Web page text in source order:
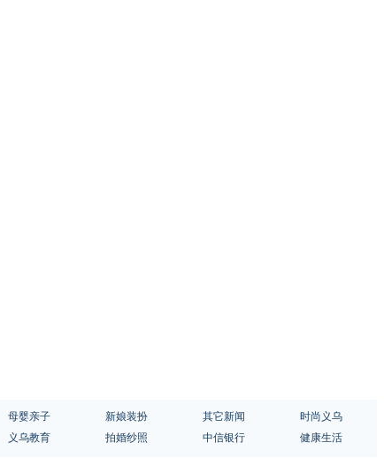
母婴亲子 新娘装扮 其它新闻
时尚义乌
义乌教育 拍婚纱照 中信银行 健康生活